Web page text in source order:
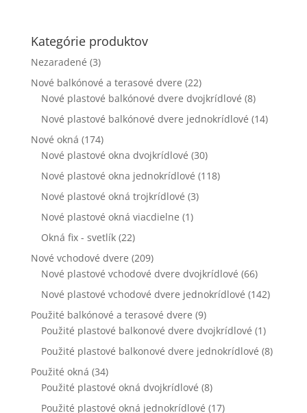
Kategórie produktov
Nezaradené (3)
Nové balkónové a terasové dvere (22)
Nové plastové balkónové dvere dvojkrídlové (8)
Nové plastové balkónové dvere jednokrídlové (14)
Nové okná (174)
Nové plastové okna dvojkrídlové (30)
Nové plastové okna jednokrídlové (118)
Nové plastové okná trojkrídlové (3)
Nové plastové okná viacdielne (1)
Okná fix - svetlík (22)
Nové vchodové dvere (209)
Nové plastové vchodové dvere dvojkrídlové (66)
Nové plastové vchodové dvere jednokrídlové (142)
Použité balkónové a terasové dvere (9)
Použité plastové balkonové dvere dvojkrídlové (1)
Použité plastové balkonové dvere jednokrídlové (8)
Použité okná (34)
Použité plastové okná dvojkrídlové (8)
Použité plastové okná jednokrídlové (17)
niektoré
funkcie z
webovej
stránky zmiznú.
Marketing
svojich záujmov
a správania
počas návštevy
kvalitnejšie
prispôsobeného
obsahu a
ponúk.